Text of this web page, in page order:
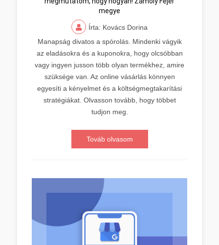
megye
Írta: Kovács Dorina
Manapság divatos a spórolás. Mindenki vágyik
az eladásokra és a kuponokra, hogy olcsóbban
vagy ingyen jusson több olyan termékhez, amire
szüksége van. Az online vásárlás könnyen
egyesíti a kényelmet és a költségmegtakarítási
stratégiákat. Olvasson tovább, hogy többet
tudjon meg.
Továb olvasom